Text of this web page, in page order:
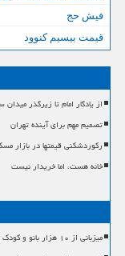
فیش حج
قیمت بیسیم کنوود
از یادگار امام تا زیرگذر
تصمیم مهم برای آینده تهران
رکوردشکنی قیمتها در بازار
خانه هست، اما خریدار نیست
میزبانی از ۱۰ هزار بانو و کودک زائر کارنامه جامع خدمات قرارگاه زینبیه